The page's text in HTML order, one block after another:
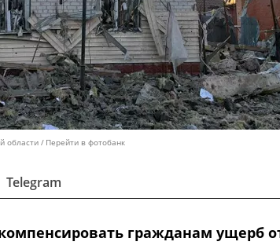
области Перейти в фотобанк
Telegram
гражданам ущерб